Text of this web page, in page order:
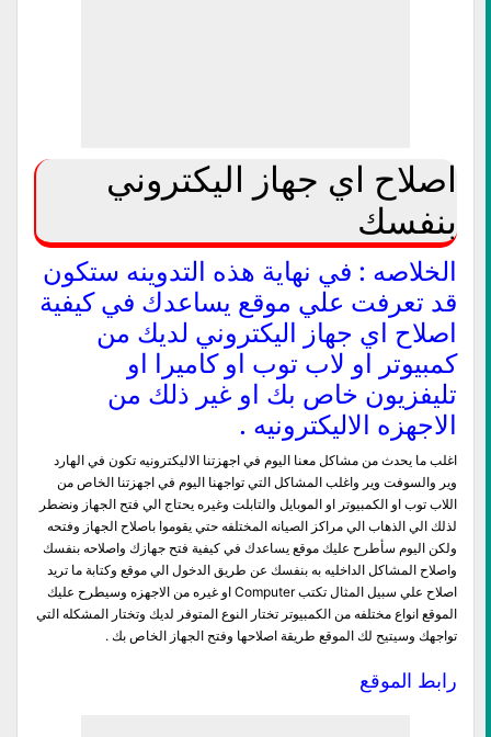
اصلاح اي جهاز اليكتروني
بنفسك
الخلاصه : في نهاية هذه التدوينه ستكون
قد تعرفت علي موقع يساعدك في كيفية
اصلاح اي جهاز اليكتروني لديك من
كمبيوتر او لاب توب او كاميرا او
تليفزيون خاص بك او غير ذلك من
الاجهزه الاليكترونيه .
اغلب ما يحدث من مشاكل معنا اليوم في اجهزتنا الاليكترونيه تكون في الهارد
وير والسوفت وير واغلب المشاكل التي تواجهنا اليوم في اجهزتنا الخاص من
اللاب توب او الكمبيوتر او الموبايل والتابلت وغيره يحتاج الي فتح الجهاز ونضطر
لذلك الي الذهاب الي مراكز الصيانه المختلفه حتي يقوموا باصلاح الجهاز وفتحه
ولكن اليوم سأطرح عليك موقع يساعدك في كيفية فتح جهازك واصلاحه بنفسك
واصلاح المشاكل الداخليه به بنفسك عن طريق الدخول الي موقع وكتابة ما تريد
اصلاح علي سبيل المثال تكتب Computer او غيره من الاجهزه وسيطرح عليك
الموقع انواع مختلفه من الكمبيوتر تختار النوع المتوفر لديك وتختار المشكله التي
تواجهك وسيتيح لك الموقع طريقة اصلاحها وفتح الجهاز الخاص بك .
رابط الموقع